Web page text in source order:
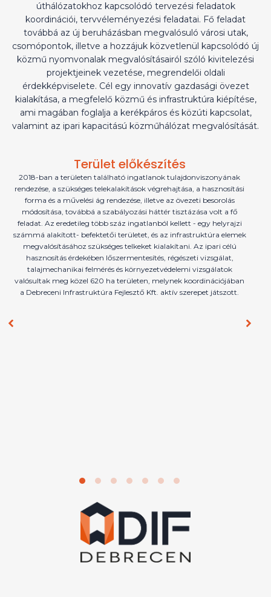
úthálózatokhoz kapcsolódó tervezési feladatok
koordinációi, tervvéleményezési feladatai. Fő feladat
továbbá az új beruházásban megvalósuló városi utak,
csomópontok, illetve a hozzájuk közvetlenül kapcsolódó új
közmű nyomvonalak megvalósításairól szóló kivitelezési
projektjeinek vezetése, megrendelői oldali
érdekképviselete. Cél egy innovatív gazdasági övezet
kialakítása, a megfelelő közmű és infrastruktúra kiépítése,
ami magában foglalja a kerékpáros és közúti kapcsolat,
valamint az ipari kapacitású közműhálózat megvalósítását.
Terület előkészítés
2018-ban a területen található ingatlanok tulajdonviszonyának
rendezése, a szükséges telekalakítások végrehajtása, a hasznosítási
forma és a művelési ág rendezése, illetve az övezeti besorolás
módosítása, továbbá a szabályozási háttér tisztázása volt a fő
feladat. Az eredetileg több száz ingatlanból kellett - egy helyrajzi
számmá alakított- befektetői területet, és az infrastruktúra elemek
megvalósításához szükséges telkeket kialakítani. Az ipari célú
hasznosítás érdekében lőszermentesítés, régészeti vizsgálat,
talajmechanikai felmérés és környezetvédelemi vizsgálatok
valósultak meg közel 620 ha területen, melynek koordinációjában
a Debreceni Infrastruktúra Fejlesztő Kft. aktív szerepet játszott.